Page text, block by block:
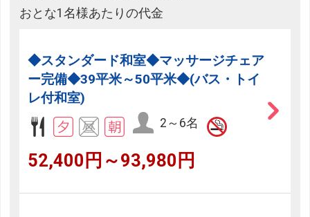
おとな1名様あたりの代金
◆スタンダード和室◆マッサージチェア
ー完備◆39平米～50平米◆(バス・トイ
レ付和室)
2～6名
52,400円～93,980円